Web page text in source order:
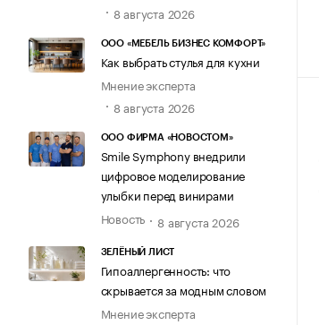
8 августа 2026
ООО «МЕБЕЛЬ БИЗНЕС КОМФОРТ»
Как выбрать стулья для кухни
Мнение эксперта
8 августа 2026
ООО ФИРМА «НОВОСТОМ»
Smile Symphony внедрили
цифровое моделирование
улыбки перед винирами
Новость
8 августа 2026
ЗЕЛЁНЫЙ ЛИСТ
Гипоаллергенность: что
скрывается за модным словом
Мнение эксперта